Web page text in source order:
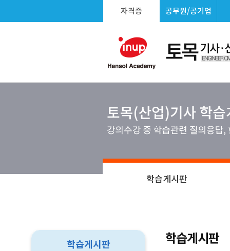
자격증 공무원/공기업
학습게시판
학습게시판
학습게시판